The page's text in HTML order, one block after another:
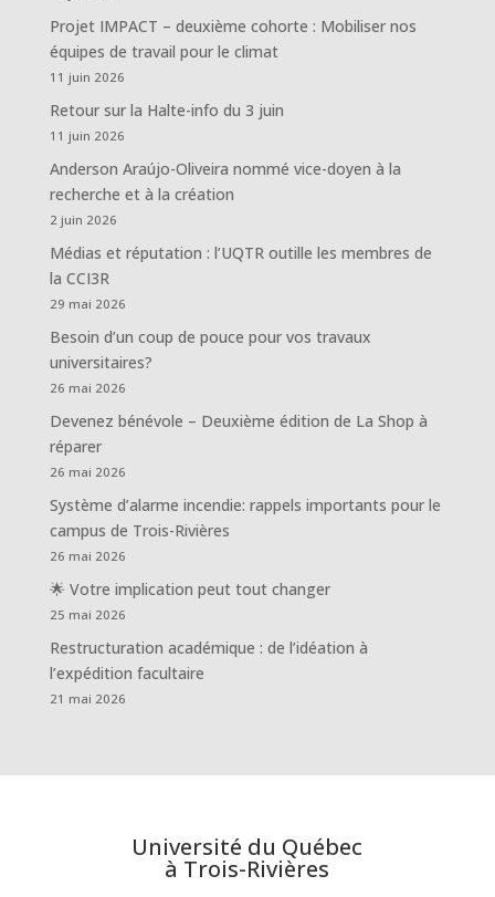
Projet IMPACT – deuxième cohorte : Mobiliser nos
équipes de travail pour le climat
11 juin 2026
Retour sur la Halte-info du 3 juin
11 juin 2026
Anderson Araújo-Oliveira nommé vice-doyen à la
recherche et à la création
2 juin 2026
Médias et réputation : l’UQTR outille les membres de
la CCI3R
29 mai 2026
Besoin d’un coup de pouce pour vos travaux
universitaires?
26 mai 2026
Devenez bénévole – Deuxième édition de La Shop à
réparer
26 mai 2026
Système d’alarme incendie: rappels importants pour le
campus de Trois-Rivières
26 mai 2026
🌟 Votre implication peut tout changer
25 mai 2026
Restructuration académique : de l’idéation à
l’expédition facultaire
21 mai 2026
Université du Québec
à Trois-Rivières